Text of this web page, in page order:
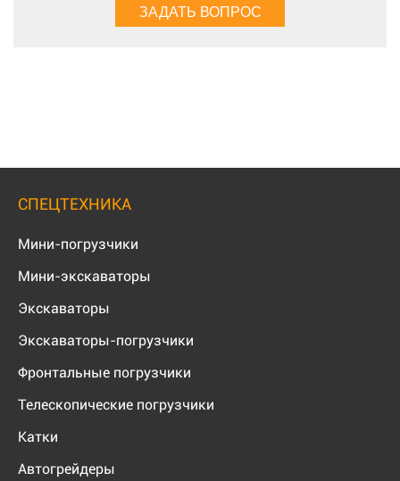
СПЕЦТЕХНИКА
Мини-погрузчики
Мини-экскаваторы
Экскаваторы
Экскаваторы-погрузчики
Фронтальные погрузчики
Телескопические погрузчики
Катки
Автогрейдеры